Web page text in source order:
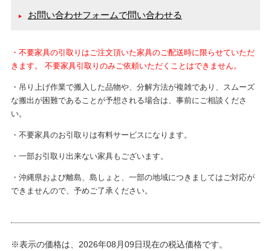
お問い合わせフォームで問い合わせる
・不要家具の引取りはご注文頂いた家具のご配送時に限らせていただ
きます。 不要家具引取りのみご依頼いただくことはできません。
・吊り上げ作業で搬入した品物や、分解方法が複雑であり、スムーズ
な搬出が困難であることが予想される場合は、事前にご相談くださ
い。
・不要家具のお引取りは有料サービスになります。
・一部お引取り出来ない家具もございます。
・沖縄県および離島、島しょと、一部の地域につきましてはご対応が
できませんので、予めご了承ください。
※表示の価格は、2026年08月09日現在の税込価格です。